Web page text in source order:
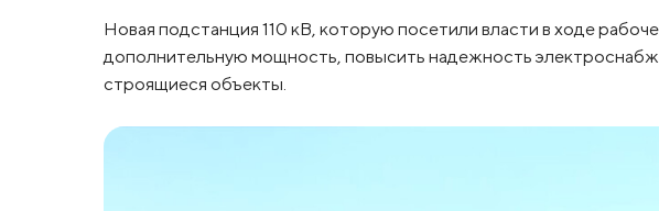
Новая подстанция 110 кВ, которую посетили власти в ходе
дополнительную мощность, повысить надежность
строящиеся объекты.